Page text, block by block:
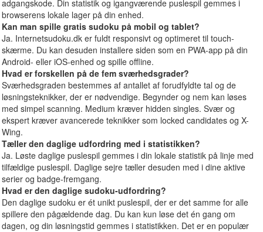
adgangskode. Din statistik og igangværende puslespil gemmes i
browserens lokale lager på din enhed.
Kan man spille gratis sudoku på mobil og tablet?
Ja. Internetsudoku.dk er fuldt responsivt og optimeret til touch-
skærme. Du kan desuden installere siden som en PWA-app på din
Android- eller iOS-enhed og spille offline.
Hvad er forskellen på de fem sværhedsgrader?
Sværhedsgraden bestemmes af antallet af forudfyldte tal og de
løsningsteknikker, der er nødvendige. Begynder og nem kan løses
med simpel scanning. Medium kræver hidden singles. Svær og
ekspert kræver avancerede teknikker som locked candidates og X-
Wing.
Tæller den daglige udfordring med i statistikken?
Ja. Løste daglige puslespil gemmes i din lokale statistik på linje med
tilfældige puslespil. Daglige sejre tæller desuden med i dine aktive
serier og badge-fremgang.
Hvad er den daglige sudoku-udfordring?
Den daglige sudoku er ét unikt puslespil, der er det samme for alle
spillere den pågældende dag. Du kan kun løse det én gang om
dagen, og din løsningstid gemmes i statistikken. Det er en populær